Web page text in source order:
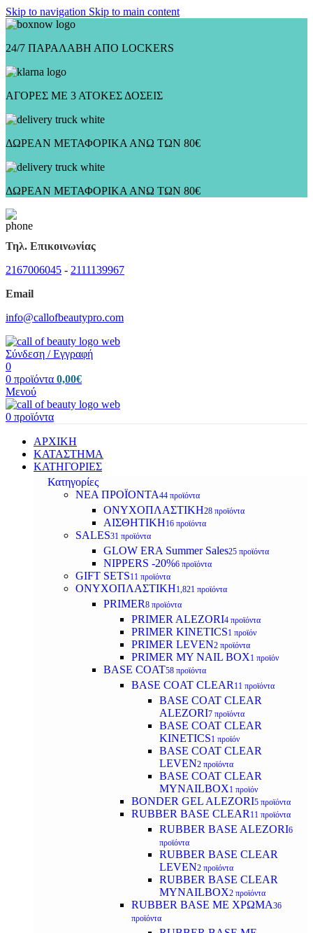
Skip to navigation Skip to main content
24/7 ΠΑΡΑΛΑΒΗ ΑΠΟ LOCKERS
ΑΓΟΡΕΣ ΜΕ 3 ΑΤΟΚΕΣ ΔΟΣΕΙΣ
ΔΩΡΕΑΝ ΜΕΤΑΦΟΡΙΚΑ ΑΝΩ ΤΩΝ 80€
ΔΩΡΕΑΝ ΜΕΤΑΦΟΡΙΚΑ ΑΝΩ ΤΩΝ 80€
Τηλ. Επικοινωνίας
2167006045 - 2111139967
Email
info@callofbeautypro.com
Σύνδεση / Εγγραφή
0
0 προϊόντα 0,00€
Μενού
0 προϊόντα
ΑΡΧΙΚΗ
ΚΑΤΑΣΤΗΜΑ
ΚΑΤΗΓΟΡΙΕΣ
Κατηγορίες
ΝΕΑ ΠΡΟΪΟΝΤΑ44 προϊόντα
ΟΝΥΧΟΠΛΑΣΤΙΚΗ28 προϊόντα
ΑΙΣΘΗΤΙΚΗ16 προϊόντα
SALES31 προϊόντα
GLOW ERA Summer Sales25 προϊόντα
NIPPERS -20%6 προϊόντα
GIFT SETS11 προϊόντα
ΟΝΥΧΟΠΛΑΣΤΙΚΗ1,821 προϊόντα
PRIMER8 προϊόντα
PRIMER ALEZORI4 προϊόντα
PRIMER KINETICS1 προϊόν
PRIMER LEVEN2 προϊόντα
PRIMER MY NAIL BOX1 προϊόν
BASE COAT58 προϊόντα
BASE COAT CLEAR 11 προϊόντα
BASE COAT CLEAR
ALEZORI7 προϊόντα
BASE COAT CLEAR
KINETICS1 προϊόν
BASE COAT CLEAR
LEVEN2 προϊόντα
BASE COAT CLEAR
MYNAILBOX1 προϊόν
BONDER GEL ALEZORI5 προϊόντα
RUBBER BASE CLEAR 11 προϊόντα
RUBBER BASE ALEZORI6
προϊόντα
RUBBER BASE CLEAR
LEVEN2 προϊόντα
RUBBER BASE CLEAR
MYNAILBOX2 προϊόντα
RUBBER BASE ΜΕ ΧΡΩΜΑ36
προϊόντα